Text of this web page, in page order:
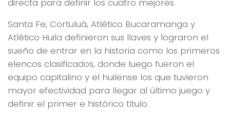
Santa Fe, Cortuluá, Atlético Bucaramanga y
Atlético Huila definieron sus llaves y lograron el
sueño de entrar en la historia como los primeros
elencos clasificados, donde luego fueron el
equipo capitalino y el huilense los que tuvieron
mayor efectividad para llegar al último juego y
definir el primer e histórico título.